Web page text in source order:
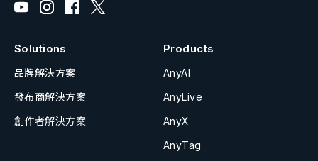
Solutions
品牌解決方案
發布商解決方案
創作者解決方案
Products
AnyAI
AnyLive
AnyX
AnyTag